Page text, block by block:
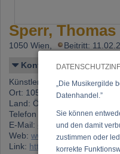
„Die Musikergilde
Datenhandel.”
Sie können
und den damit
zustimmen oder
korrekte
Sperr, Thomas
1050 Wien, Beitritt:
Kontakt
Künstlername: Sperr,
Ort: 1050 Wien
Land: Österreich
Telefon 1: +43 (0)680 205
E-Mail:
office@artra.at
Web:www.artra.at
Link: https://